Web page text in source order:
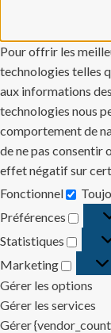
Pour offrir les
technologies telles
aux informations
technologies nous
comportement de
de ne pas consentir
effet négatif sur
Fonctionnel
Préférences
Statistiques
Marketing
Gérer les options
Gérer les services
Gérer